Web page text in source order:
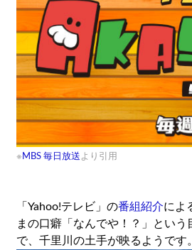
※ MBS 毎日放送より引用
「Yahoo!テレビ」の番組紹介によ
まの口癖「なんでや！？」とい
で、千里川の土手が映るようです。